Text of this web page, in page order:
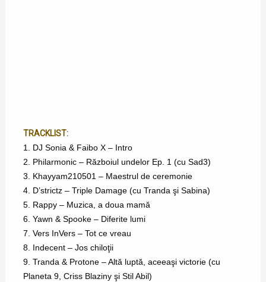
TRACKLIST:
1. DJ Sonia & Faibo X – Intro
2. Philarmonic – Războiul undelor Ep. 1 (cu Sad3)
3. Khayyam210501 – Maestrul de ceremonie
4. D’strictz – Triple Damage (cu Tranda şi Sabina)
5. Rappy – Muzica, a doua mamă
6. Yawn & Spooke – Diferite lumi
7. Vers InVers – Tot ce vreau
8. Indecent – Jos chiloţii
9. Tranda & Protone – Altă luptă, aceeaşi victorie (cu
Planeta 9, Criss Blaziny şi Stil Abil)